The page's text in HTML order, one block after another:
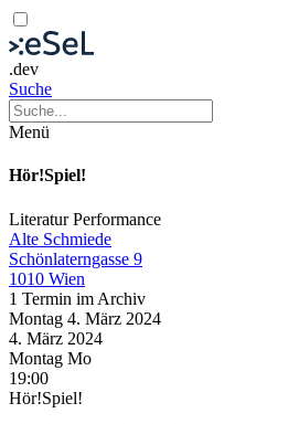
.dev
Suche
Menü
Hör!Spiel!
LiteraturPerformance
Alte Schmiede
Schönlaterngasse 9
1010 Wien
1 Termin im Archiv
Montag 4. März 2024
4. März 2024
Montag Mo
19:00
Hör!Spiel!